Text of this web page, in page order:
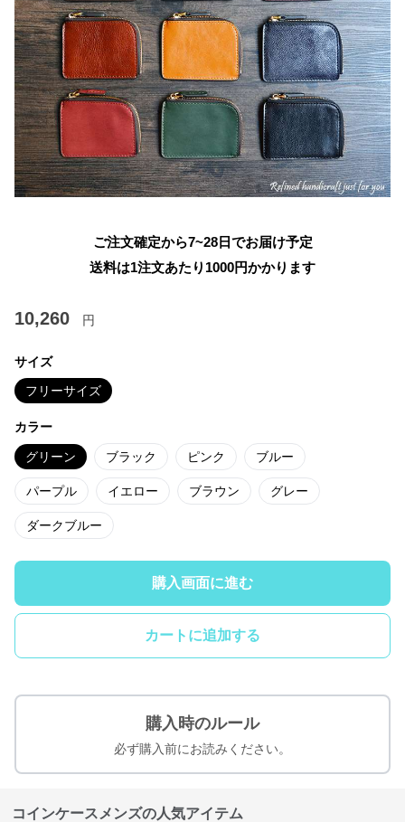
ご注文確定から7~28日でお届け予定
送料は1注文あたり 1000円かかります
10,260 円
サイズ
フリーサイズ
カラー
グリーン ブラック ピンク ブルー
パープル イエロー ブラウン グレー
ダークブルー
購入画面に進む
カートに追加する
購入時のルール
必ず購入前にお読みください。
コインケースメンズの人気アイテム